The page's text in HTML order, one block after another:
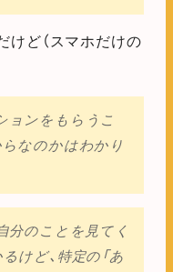
けど（スマホだけの
ョンをもらうこ
なのかはわかり
分のことを見てく
けど、特定の「あ